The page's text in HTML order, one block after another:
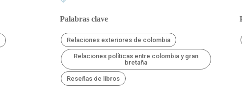
Palabras clave
Relaciones exteriores de colombia
Relaciones políticas entre colombia y gran
bretaña
Reseñas de libros